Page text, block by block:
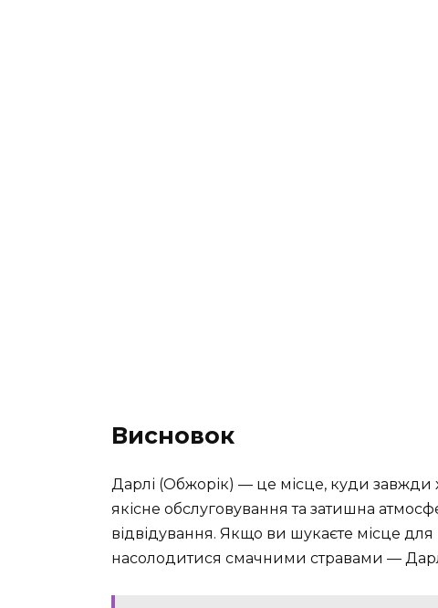
Висновок
Дарлі (Обжорік) — це місце, куди завжди
якісне обслуговування та затишна
відвідування. Якщо ви шукаєте місце
насолодитися смачними стравами —